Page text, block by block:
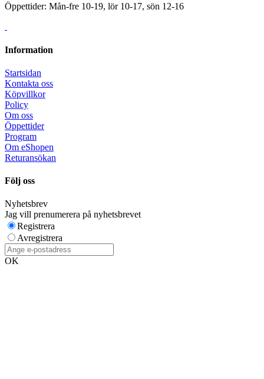
Öppettider: Mån-fre 10-19, lör 10-17, sön 12-16
Information
Startsidan
Kontakta oss
Köpvillkor
Policy
Om oss
Öppettider
Program
Om eShopen
Returansökan
Följ oss
Nyhetsbrev
Jag vill prenumerera på nyhetsbrevet
Registrera
Avregistrera
OK